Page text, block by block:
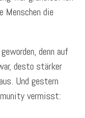
Menschen die
denn auf
desto stärker
Und gestern
vermisst: